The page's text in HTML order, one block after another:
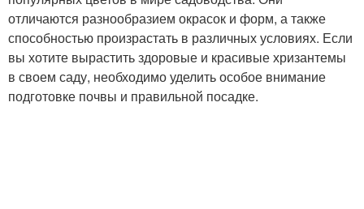
отличаются разнообразием окрасок и форм, а также
способностью произрастать в различных условиях. Если
вы хотите вырастить здоровые и красивые хризантемы
в своем саду, необходимо уделить особое внимание
подготовке почвы и правильной посадке.